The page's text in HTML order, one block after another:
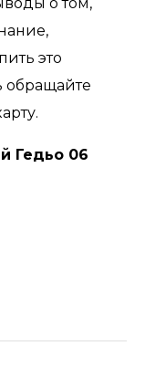
это
Гедьо 06